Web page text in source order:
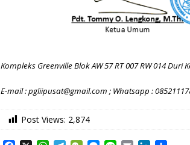
Kompleks Greenville Blok AW 57 RT 007 RW 014 Duri
E-mail : pgliipusat@gmail.com ; Whatsapp :
Post Views: 2,874